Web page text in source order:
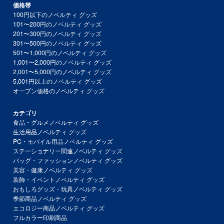
価格帯
100円以下のノベルティ グッズ
101〜200円のノベルティ グッズ
201〜300円のノベルティ グッズ
301〜500円のノベルティ グッズ
501〜1,000円のノベルティ グッズ
1,001〜2,000円のノベルティ グッズ
2,001〜5,000円のノベルティ グッズ
5,001円以上のノベルティ グッズ
オープン価格のノベルティ グッズ
カテゴリ
食品・グルメノベルティ グッズ
生活用品ノベルティ グッズ
PC・モバイル用品ノベルティ グッズ
ステーショナリー関連ノベルティ グッズ
バッグ・ファッションノベルティ グッズ
美容・健康ノベルティ グッズ
装飾・イベントノベルティ グッズ
おもしろグッズ・玩具ノベルティ グッズ
季節商品ノベルティ グッズ
エコロジー商品ノベルティ グッズ
フルカラー印刷商品